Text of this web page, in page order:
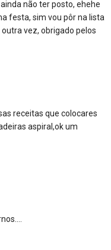
não ter posto, ehehe
festa, sim vou pôr na lista
vez, obrigado pelos
receitas que colocares
aspiral,ok um